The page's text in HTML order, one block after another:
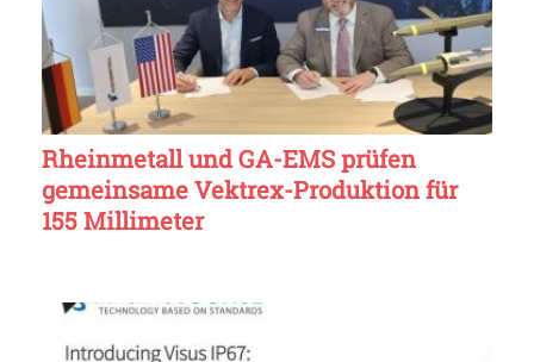
Rheinmetall und GA-EMS prüfen
gemeinsame Vektrex-Produktion für
155 Millimeter